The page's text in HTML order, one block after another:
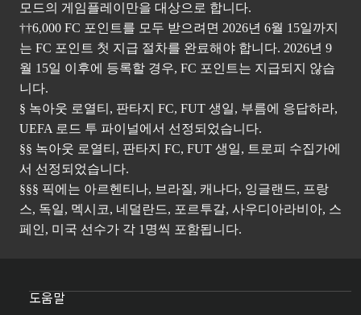
모드의 게임플레이만을 대상으로 합니다.
††6,000 FC 포인트를 모두 받으려면 2026년 6월 15일까지
는 FC 포인트 첫 지급 절차를 완료해야 합니다. 2026년 9
월 15일 이후에 등록할 경우, FC 포인트는 지급되지 않습
니다.
§ 녹아웃 로열티, 판타지 FC, FUT 생일, 부름에 응답하라,
UEFA 로드 투 파이널에서 선정되었습니다.
§§ 녹아웃 로열티, 판타지 FC, FUT 생일, 트로피 수집가에
서 선정되었습니다.
§§§ 픽에는 아르헨티나, 브라질, 캐나다, 잉글랜드, 프랑
스, 독일, 멕시코, 네덜란드, 포르투갈, 사우디아라비아, 스
페인, 미국 선수가 각 1명씩 포함됩니다.
도움말